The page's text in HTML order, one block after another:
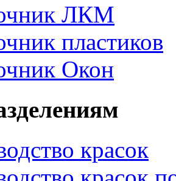
ЛКМ
пластиков
Окон
красок